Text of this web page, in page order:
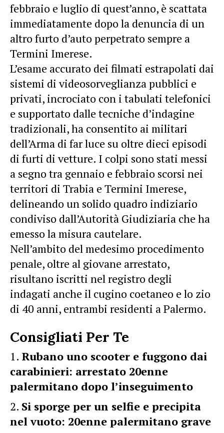
febbraio e luglio di quest’anno, è scattata
immediatamente dopo la denuncia di un
altro furto d’auto perpetrato sempre a
Termini Imerese.
L’esame accurato dei filmati estrapolati dai
sistemi di videosorveglianza pubblici e
privati, incrociato con i tabulati telefonici
e supportato dalle tecniche d’indagine
tradizionali, ha consentito ai militari
dell’Arma di far luce su oltre dieci episodi
di furti di vetture. I colpi sono stati messi
a segno tra gennaio e febbraio scorsi nei
territori di Trabia e Termini Imerese,
delineando un solido quadro indiziario
condiviso dall’Autorità Giudiziaria che ha
emesso la misura cautelare.
Nell’ambito del medesimo procedimento
penale, oltre al giovane arrestato,
risultano iscritti nel registro degli
indagati anche il cugino coetaneo e lo zio
di 40 anni, entrambi residenti a Palermo.
Consigliati Per Te
Rubano uno scooter e fuggono dai
carabinieri: arrestato 20enne
palermitano dopo l’inseguimento
Si sporge per un selfie e precipita
nel vuoto: 20enne palermitano grave